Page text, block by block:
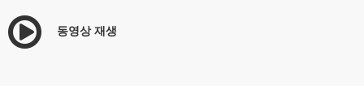
동영상 재생